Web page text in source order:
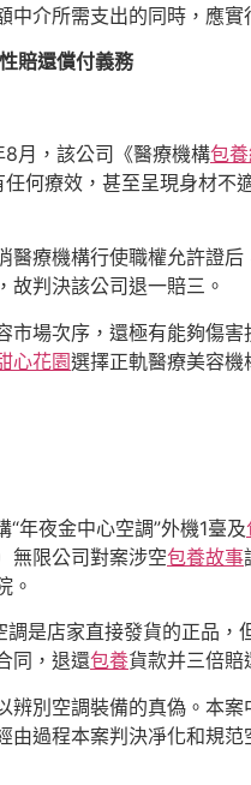
介所需支出的同時，應實
賠還償付義務
8月，該公司《醫療機構包
何療效，甚至呈現身材不
療機構行使職權允許證
判決該公司退一賠三。
場次序，還極有能夠傷
心花園選擇正軌醫療美容機
年夜金中心空調”外機1臺及
無限公司對案涉空包養故事
。
是店家直接發貨的正品
同，退還包養貨款并三倍賠
別空調裝備的真偽。本
過程本案判決凈化和規